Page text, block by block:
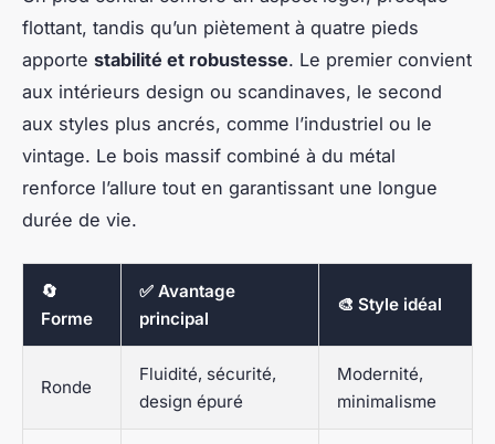
flottant, tandis qu’un piètement à quatre pieds
apporte stabilité et robustesse. Le premier convient
aux intérieurs design ou scandinaves, le second
aux styles plus ancrés, comme l’industriel ou le
vintage. Le bois massif combiné à du métal
renforce l’allure tout en garantissant une longue
durée de vie.
🔄
Forme
✅ Avantage
principal
🎨 Style idéal
Ronde
Fluidité, sécurité,
design épuré
Modernité,
minimalisme